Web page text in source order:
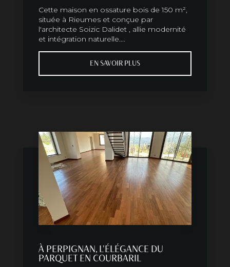
Cette maison en ossature bois de 150 m²,
située à Rieumes et conçue par
l'architecte Soizic Dalidet , allie modernité
et intégration naturelle....
EN SAVOIR PLUS
À PERPIGNAN, L'ÉLÉGANCE DU
PARQUET EN COURBARIL